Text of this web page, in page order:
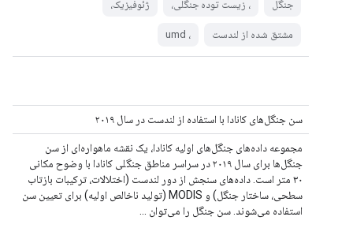
جنگل ، زیست توده جنگلی، ژئوفیزیک،
مشتق شده از لندست ، umd
سن جنگل‌های کانادا با استفاده از لندست در سال ۲۰۱۹
مجموعه داده‌های جنگل‌های اولیه کانادا، یک نقشه ماهواره‌ای از سن
جنگل‌ها برای سال ۲۰۱۹ در سراسر مناطق جنگلی کانادا با وضوح مکانی
۳۰ متر است. داده‌های سنجش از دور لندست (اختلالات، ترکیبات بازتاب
سطحی، ساختار جنگل) و MODIS (تولید ناخالص اولیه) برای تعیین سن
استفاده می‌شوند. سن جنگل را می‌توان ...